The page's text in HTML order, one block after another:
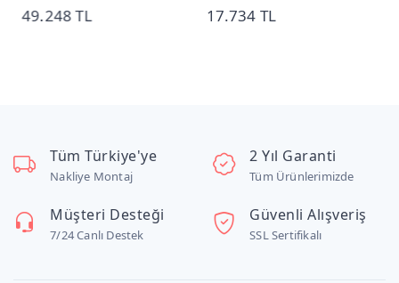
49.248 TL 17.734 TL
Tüm Türkiye'ye
Nakliye Montaj
2 Yıl Garanti
Tüm Ürünlerimizde
Müşteri Desteği
7/24 Canlı Destek
Güvenli Alışveriş
SSL Sertifikalı